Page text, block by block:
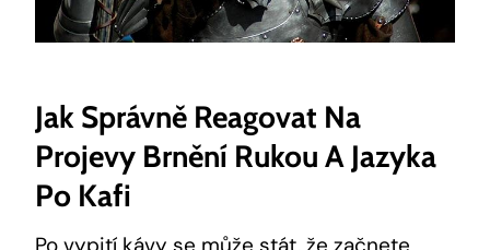
Jak Správně Reagovat Na
Projevy Brnění Rukou A Jazyka
Po Kafi